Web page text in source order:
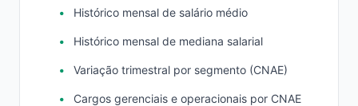
Histórico mensal de salário médio
Histórico mensal de mediana salarial
Variação trimestral por segmento (CNAE)
Cargos gerenciais e operacionais por CNAE